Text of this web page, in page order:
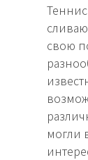
свою
могли